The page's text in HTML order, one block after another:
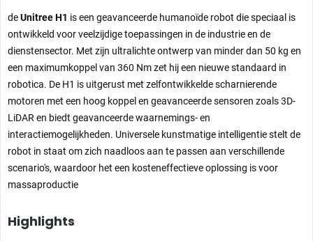
deUnitree H1 is een geavanceerde humanoïde robot die speciaal is
ontwikkeld voor veelzijdige toepassingen in de industrie en de
dienstensector. Met zijn ultralichte ontwerp van minder dan 50 kg en
een maximumkoppel van 360 Nm zet hij een nieuwe standaard in
robotica. De H1 is uitgerust met zelfontwikkelde scharnierende
motoren met een hoog koppel en geavanceerde sensoren zoals 3D-
LiDAR en biedt geavanceerde waarnemings- en
interactiemogelijkheden. Universele kunstmatige intelligentie stelt de
robot in staat om zich naadloos aan te passen aan verschillende
scenario's, waardoor het een kosteneffectieve oplossing is voor
massaproductie
Highlights